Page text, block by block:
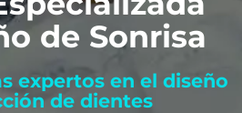
de Sonrisa
expertos en el diseño
de dientes